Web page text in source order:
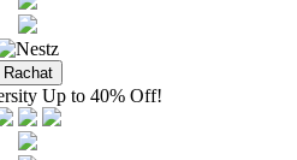
Up to 40% Off!